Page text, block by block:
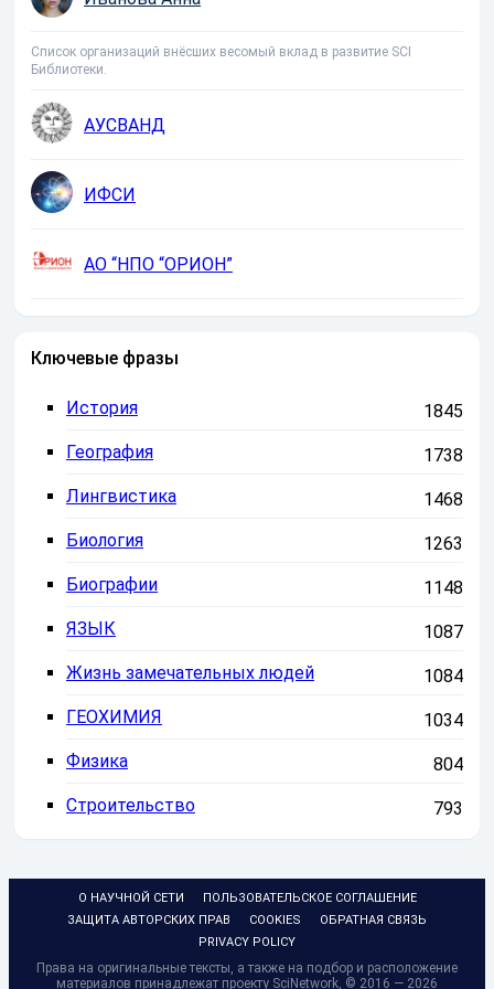
Список организаций внёсших весомый вклад в развитие SCI
Библиотеки.
АУСВАНД
ИФСИ
АО “НПО “ОРИОН”
Ключевые фразы
История
1845
География
1738
Лингвистика
1468
Биология
1263
Биографии
1148
ЯЗЫК
1087
Жизнь замечательных людей
1084
ГЕОХИМИЯ
1034
Физика
804
Строительство
793
О НАУЧНОЙ СЕТИ
ПОЛЬЗОВАТЕЛЬСКОЕ СОГЛАШЕНИЕ
ЗАЩИТА АВТОРСКИХ ПРАВ
COOKIES
ОБРАТНАЯ СВЯЗЬ
PRIVACY POLICY
Права на оригинальные тексты, а также на подбор и расположение
материалов принадлежат проекту SciNetwork, © 2016 — 2026